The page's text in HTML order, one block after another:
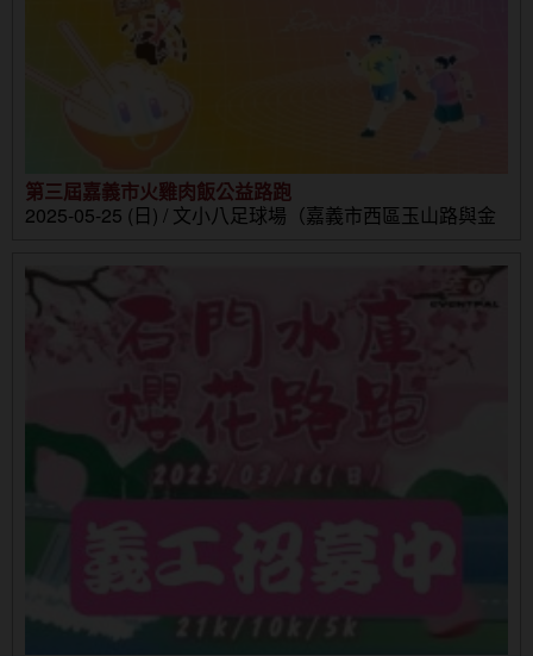
第三屆嘉義市火雞肉飯公益路跑
2025-05-25 (日) / 文小八足球場（嘉義市西區玉山路與金